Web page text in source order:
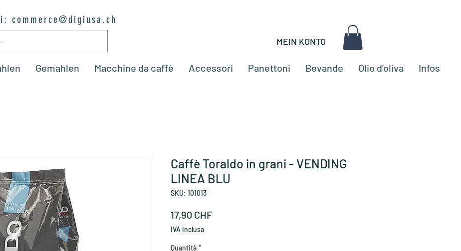
commerce@digiusa.ch
MEIN KONTO
Gemahlen Macchine da caffè Accessori Panettoni Bevande Olio d'oliva Infos
Caffè Toraldo in grani - VENDING
LINEA BLU
SKU: 101013
17,90 CHFPrezzo
IVA inclusa
Quantità *